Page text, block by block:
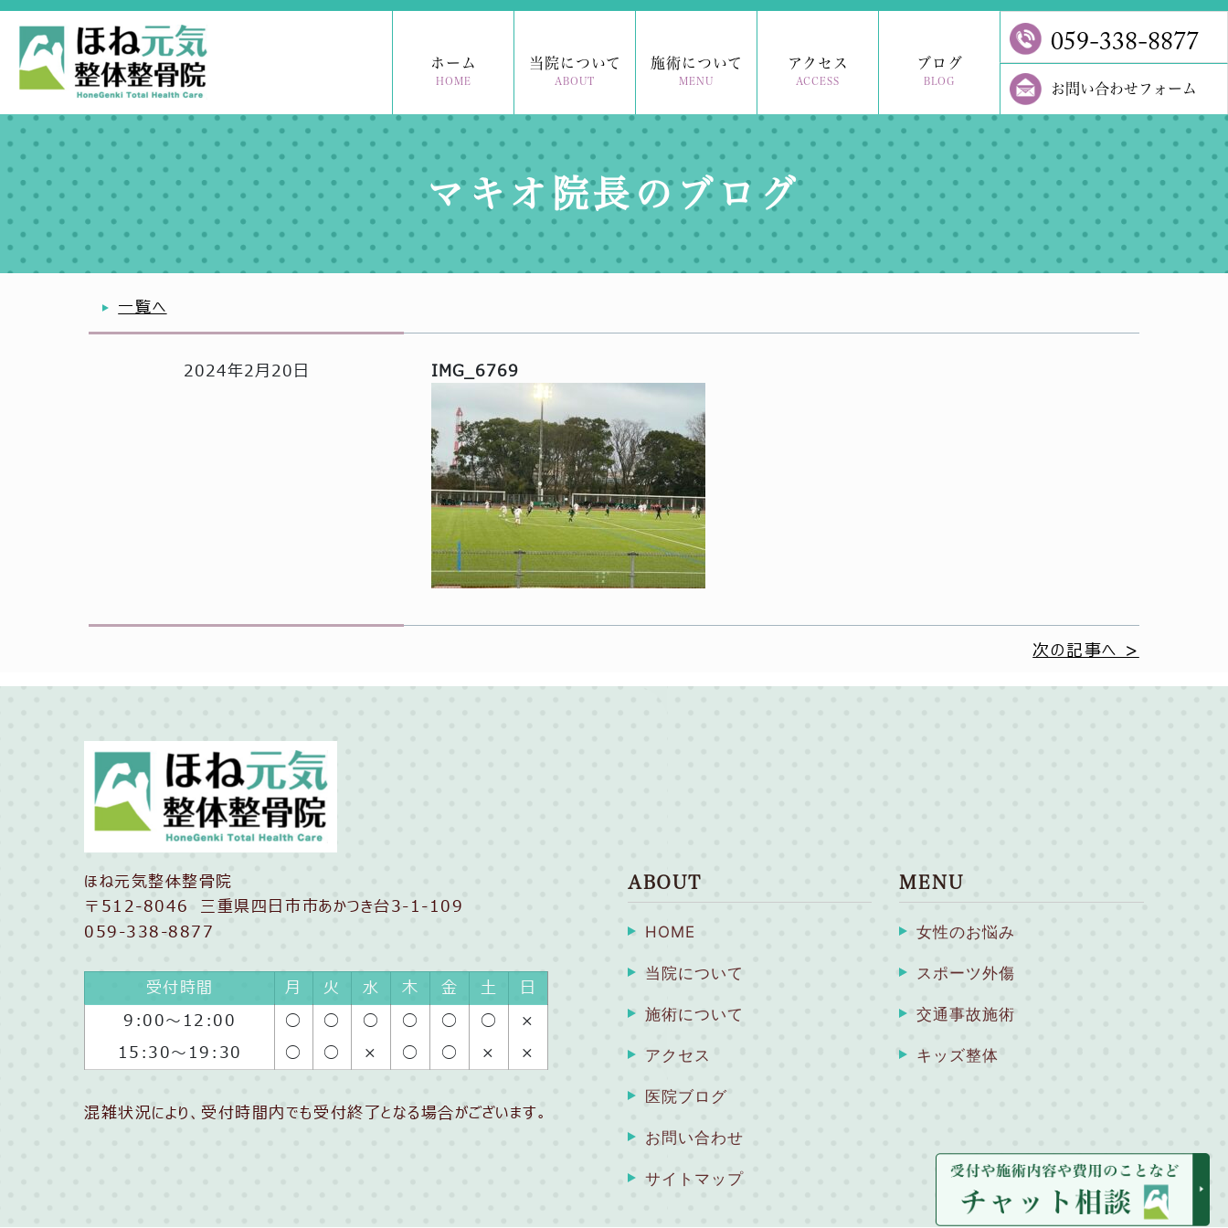
059-338-8877
お問い合わせフォーム
ホーム
HOME
当院について
ABOUT
施術について
MENU
アクセス
ACCESS
ブログ
BLOG
マキオ院長のブログ
一覧へ
2024年2月20日 IMG_6769
次の記事へ >
ほね元気整体整骨院
〒512-8046 三重県四日市市あかつき台3-1-109
059-338-8877
受付時間 月 火 水 木 金 土
日
9:00〜12:00
◯ ◯ ◯ ◯ ◯ ◯
×
15:30〜19:30
◯ ◯ × ◯ ◯ × ×
混雑状況により、受付時間内でも受付終了となる場合がございます。
ABOUT
HOME
当院について
施術について
アクセス
医院ブログ
お問い合わせ
サイトマップ
MENU
女性のお悩み
スポーツ外傷
交通事故施術
キッズ整体